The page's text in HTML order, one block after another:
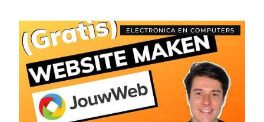
ELECTRONICA EN COMPUTERS